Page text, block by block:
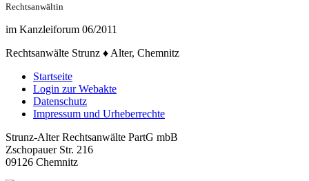
Rechtsanwältin
im Kanzleiforum 06/2011
Rechtsanwälte Strunz ♦ Alter, Chemnitz
Startseite
Login zur Webakte
Datenschutz
Impressum und Urheberrechte
Strunz-Alter Rechtsanwälte PartG mbB
Zschopauer Str. 216
09126 Chemnitz